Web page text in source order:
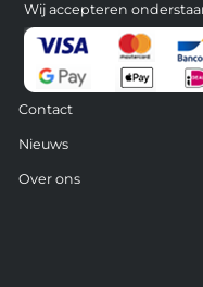
Wij accepteren
Contact
Nieuws
Over ons